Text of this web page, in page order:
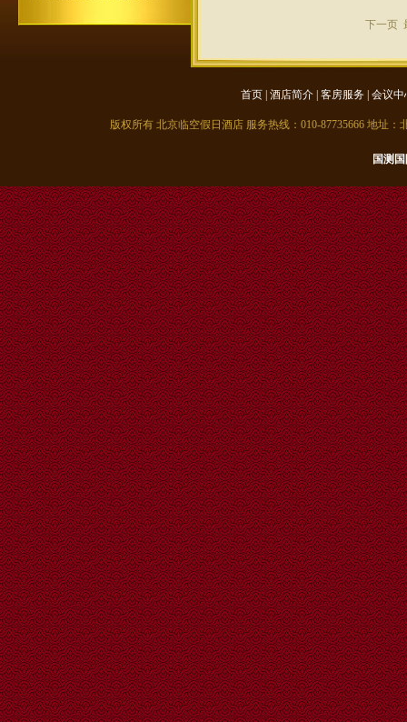
下一页
首页 酒店简介 客房服务 会议中
版权所有 北京临空假日酒店 服务热线：010-87735666 地址
国测